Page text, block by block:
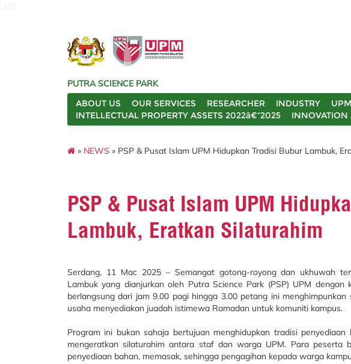
PUTRA SCIENCE PARK
ABOUT US
OUR SERVICES RESEARCHER INDUSTRY
INTELLECTUAL PROPERTY ASSETS 2022â€“2025
INNOVATION
» NEWS » PSP & Pusat Islam UPM Hidupkan Tradisi Bubur Lambuk,
PSP & Pusat Islam UPM
Lambuk, Eratkan Silaturahim
Serdang, 11 Mac 2025 – Semangat gotong-royong dan ukhuwah
Lambuk yang dianjurkan oleh Putra Science Park (PSP) UPM
berlangsung dari jam 9.00 pagi hingga 3.00 petang ini
usaha menyediakan juadah istimewa Ramadan untuk komuniti kampus.
Program ini bukan sahaja bertujuan menghidupkan tradisi
mengeratkan silaturahim antara staf dan warga UPM. Para peserta
penyediaan bahan, memasak, sehingga pengagihan kepada warga